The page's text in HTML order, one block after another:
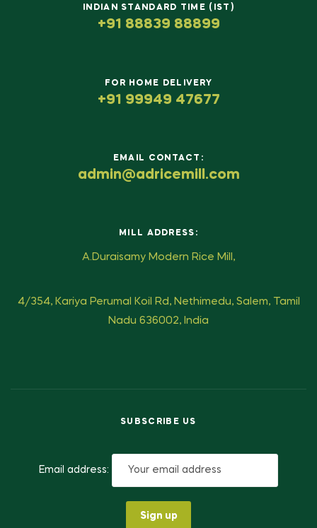
INDIAN STANDARD TIME (IST)
+91 88839 88899
FOR HOME DELIVERY
+91 99949 47677
EMAIL CONTACT:
admin@adricemill.com
MILL ADDRESS:
A.Duraisamy Modern Rice Mill,
4/354, Kariya Perumal Koil Rd, Nethimedu, Salem, Tamil
Nadu 636002, India
SUBSCRIBE US
Email address: